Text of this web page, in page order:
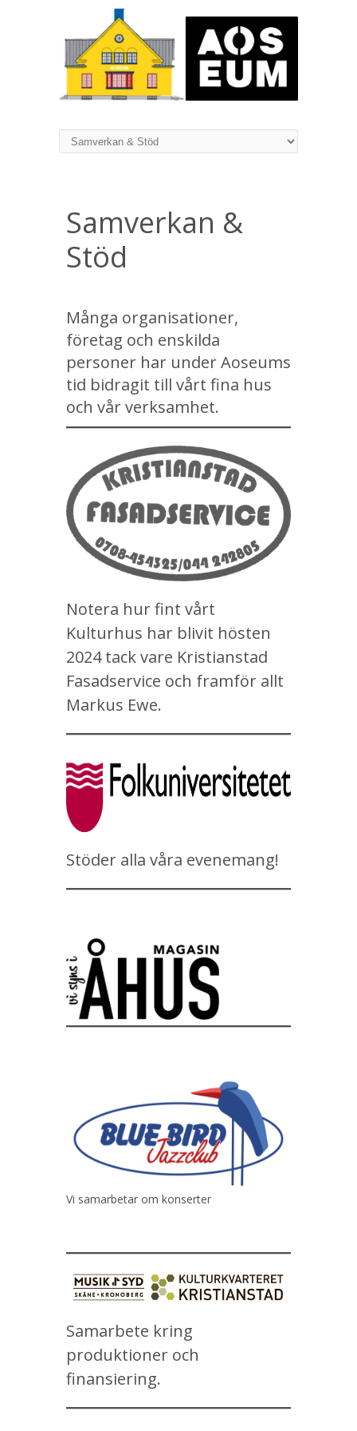
Samverkan &
Stöd
Många organisationer,
företag och enskilda
personer har under Aoseums
tid bidragit till vårt fina hus
och vår verksamhet.
Notera hur fint vårt
Kulturhus har blivit hösten
2024 tack vare Kristianstad
Fasadservice och framför allt
Markus Ewe.
Stöder alla våra evenemang!
Vi samarbetar om konserter
Samarbete kring
produktioner och
finansiering.